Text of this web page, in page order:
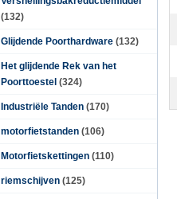
(132)
Glijdende Poorthardware (132)
Het glijdende Rek van het
Poorttoestel (324)
Industriële Tanden (170)
motorfietstanden (106)
Motorfietskettingen (110)
riemschijven (125)